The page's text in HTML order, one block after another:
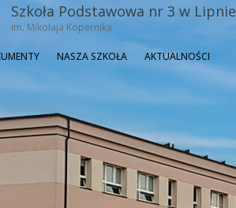
Szkoła Podstawowa nr 3 w Lipnie
im. Mikołaja Kopernika
NASZA SZKOŁA AKTUALNOŚCI